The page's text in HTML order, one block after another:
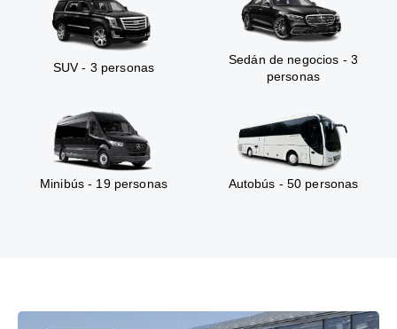
SUV - 3 personas
Sedán de negocios - 3
personas
Minibús - 19 personas Autobús - 50 personas